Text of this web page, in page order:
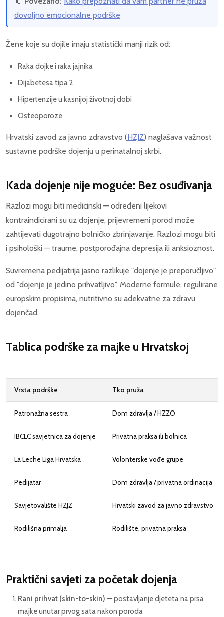
dovoljno emocionalne podrške
Žene koje su dojile imaju statistički manji rizik od:
Raka dojke i raka jajnika
Dijabetesa tipa 2
Hipertenzije u kasnijoj životnoj dobi
Osteoporoze
Hrvatski zavod za javno zdravstvo (HZJZ) naglašava važnost
sustavne podrške dojenju u perinatalnoj skrbi.
Kada dojenje nije moguće: Bez osuđivanja
Razlozi mogu biti medicinski — određeni lijekovi
kontraindicirani su uz dojenje, prijevremeni porod može
zahtijevati dugotrajno bolničko zbrinjavanje. Razlozi mogu biti
i psihološki — traume, postporođajna depresija ili anksioznost.
Suvremena pedijatrija jasno razlikuje "dojenje je preporučljivo"
od "dojenje je jedino prihvatljivo". Moderne formule, regulirane
europskim propisima, nutritivno su adekvatne za zdravu
dojenčad.
Tablica podrške za majke u Hrvatskoj
Vrsta podrške Tko pruža
Patronažna sestra Dom zdravlja / HZZO
IBCLC savjetnica za dojenje Privatna praksa ili bolnica
La Leche Liga Hrvatska Volonterske vođe grupe
Pedijatar Dom zdravlja / privatna ordinacija
Savjetovalište HZJZ Hrvatski zavod za javno zdravstvo
Rodilišna primalja Rodilište, privatna praksa
Praktični savjeti za početak dojenja
Rani prihvat (skin-to-skin) — postavljanje djeteta na prsa
majke unutar prvog sata nakon poroda